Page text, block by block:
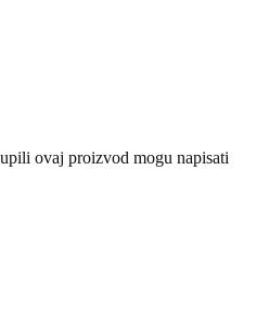
ovaj proizvod mogu napisati